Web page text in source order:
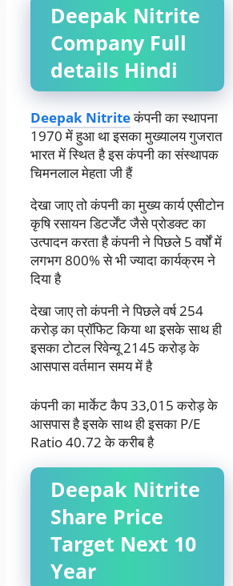
Deepak Nitrite
Company Full
details Hindi
Deepak Nitriteकंपनी का स्थापना
1970 में हुआ था इसका मुख्यालय गुजरात
भारत में स्थित है इस कंपनी का संस्थापक
चिमनलाल मेहता जी हैं
देखा जाए तो कंपनी का मुख्य कार्य एसीटोन
कृषि रसायन डिटर्जेंट जैसे प्रोडक्ट का
उत्पादन करता है कंपनी ने पिछले 5 वर्षों में
लगभग 800% से भी ज्यादा कार्यक्रम ने
दिया है
देखा जाए तो कंपनी ने पिछले वर्ष 254
करोड़ का प्रॉफिट किया था इसके साथ ही
इसका टोटल रिवेन्यू 2145 करोड़ के
आसपास वर्तमान समय में है
कंपनी का मार्केट कैप 33,015 करोड़ के
आसपास है इसके साथ ही इसका P/E
Ratio 40.72 के करीब है
Deepak Nitrite
Share Price
Target Next 10
Year